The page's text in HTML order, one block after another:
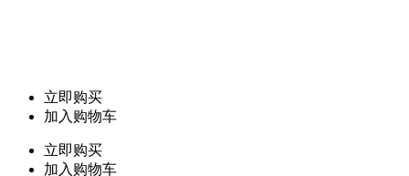
立即购买
加入购物车
立即购买
加入购物车